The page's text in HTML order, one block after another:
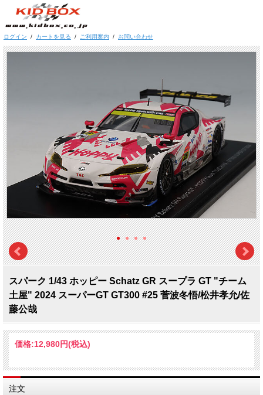
ログイン / カートを見る / ご利用案内 / お問い合わせ
スパーク 1/43 ホッピー Schatz GR スープラ GT "チーム
土屋" 2024 スーパーGT GT300 #25 菅波冬悟/松井孝允/佐
藤公哉
価格:12,980円(税込)
注文